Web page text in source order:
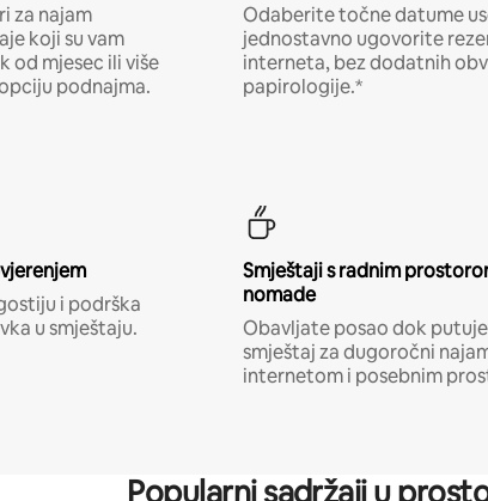
za najam
koji su vam
od mjesec ili više
podnajma.
Odaberite točne datume
jednostavno ugovorite
interneta, bez dodatnih
papirologije.*
i podrška
u smještaju.
Smještaji s radnim
nomade
Obavljate posao dok
smještaj za dugoročni
internetom i posebnim
Popularni sadržaji u